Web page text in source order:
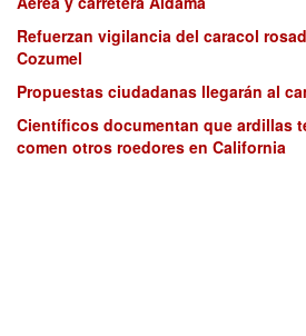
Refuerzan vigilancia del caracol
Cozumel
Propuestas ciudadanas llegarán al
Científicos documentan que ardillas
comen otros roedores en California